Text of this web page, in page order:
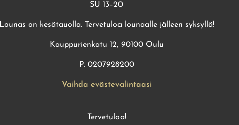
SU 13–20
Lounas on kesätauolla. Tervetuloa lounaalle jälleen syksyllä!
Kauppurienkatu 12, 90100 Oulu
P. 0207928200
Vaihda evästevalintaasi
Tervetuloa!